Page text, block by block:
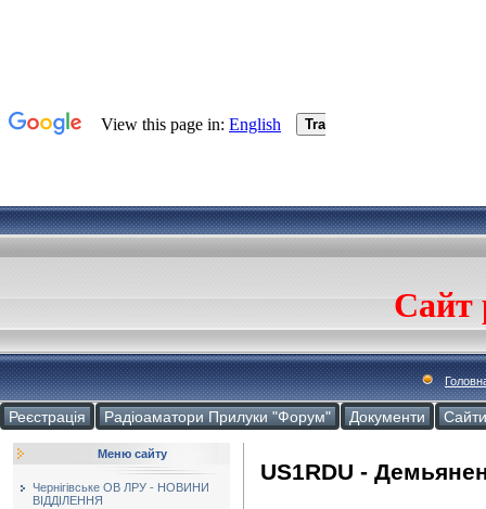
Сайт
Реєстрація Радіоаматори Прилуки "Форум" Документи Cайти
Меню сайту
Чернігівське ОВ ЛРУ - НОВИНИ
ВІДДІЛЕННЯ
US1RDU -